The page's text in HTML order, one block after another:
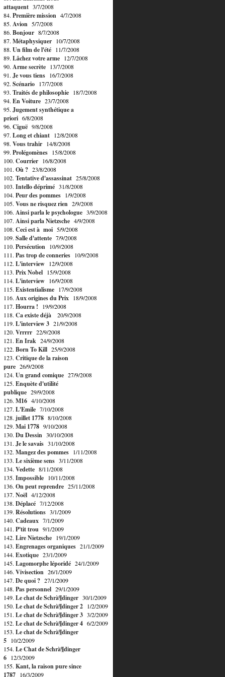
attaquent 3/7/2008
84. Première mission 4/7/2008
85. Avion 5/7/2008
86. Bonjour 8/7/2008
87. Métaphysiquer 10/7/2008
88. Un film de l'été 11/7/2008
89. Lâchez votre arme 12/7/2008
90. Arme secrète 13/7/2008
91. Je vous tiens 16/7/2008
92. Scénario 17/7/2008
93. Traités de philosophie 18/7/2008
94. En Voiture 23/7/2008
95. Jugement synthétique a
priori 6/8/2008
96. Ciguë 9/8/2008
97. Long et chiant 12/8/2008
98. Vous trahir 14/8/2008
99. Prolégomènes 15/8/2008
100. Courrier 16/8/2008
101. Où ? 23/8/2008
102. Tentative d'assassinat 25/8/2008
103. Intello déprimé 31/8/2008
104. Peur des pommes 1/9/2008
105. Vous ne risquez rien 2/9/2008
106. Ainsi parla le psychologue 3/9/2008
107. Ainsi parla Nietzsche 4/9/2008
108. Ceci est à moi 5/9/2008
109. Salle d'attente 7/9/2008
110. Persécution 10/9/2008
111. Pas trop de conneries 10/9/2008
112. L'interview 12/9/2008
113. Prix Nobel 15/9/2008
114. L'interview 16/9/2008
115. Existentialisme 17/9/2008
116. Aux origines du Prix 18/9/2008
117. Hourra ! 19/9/2008
118. Ca existe déjà
20/9/2008
119. L'interview 3 21/9/2008
120. Vrrrrr 22/9/2008
121. En Irak 24/9/2008
122. Born To Kill 25/9/2008
123. Critique de la raison
pure 26/9/2008
124. Un grand comique 27/9/2008
125. Enquète d'utilité
publique 29/9/2008
126. M16 4/10/2008
127. L'Emile 7/10/2008
128. juillet 1778 8/10/2008
129. Mai 1778 9/10/2008
130. Du Dessin 30/10/2008
131. Je le savais 31/10/2008
132. Mangez des pommes 1/11/2008
133. Le sixième sens 3/11/2008
134. Vedette 8/11/2008
135. Impossible 10/11/2008
136. On peut reprendre 25/11/2008
137. Noël 4/12/2008
138. Déplacé 7/12/2008
139. Résolutions 3/1/2009
140. Cadeaux 7/1/2009
141. P'tit trou 9/1/2009
142. Lire Nietzsche 19/1/2009
143. Engrenages organiques 21/1/2009
144. Exotique 23/1/2009
145. Lagomorphe léporidé 24/1/2009
146. Vivisection 26/1/2009
147. De quoi ? 27/1/2009
148. Pas personnel 29/1/2009
149. Le chat de Schrà¶dinger 30/1/2009
150. Le chat de Schrà¶dinger 2 1/2/2009
151. Le chat de Schrà¶dinger 3 3/2/2009
152. Le chat de Schrà¶dinger 4 6/2/2009
153. Le chat de Schrà¶dinger
5 10/2/2009
154. Le Chat de Schrà¶dinger
6 12/3/2009
155. Kant, la raison pure since
1787 16/3/2009